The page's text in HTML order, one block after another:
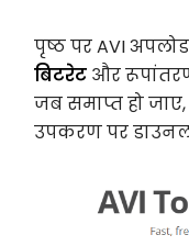
पृष्ठ पर AVI
बिटरेट और
जब समाप्त हो
उपकरण पर